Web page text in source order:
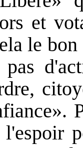
et
le
pas